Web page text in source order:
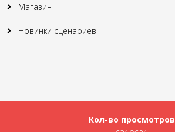
Магазин
Новинки сценариев
Кол-во просмотров